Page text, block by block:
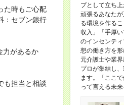
た時もご心配
：セブン銀行
があるか
も担当と相談
プとして立ち上
頑張るあなた
る環境を作る
収入」「手厚
のインセンテ
想の働き方を形
元介護士や業
プロが集結し
ます。「ここ
って言える未